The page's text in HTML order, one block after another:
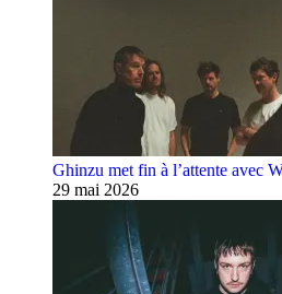
Ghinzu met fin à l’attente avec
29 mai 2026